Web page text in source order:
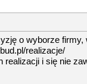
o wyborze firmy,
realizacje/
realizacji i się nie